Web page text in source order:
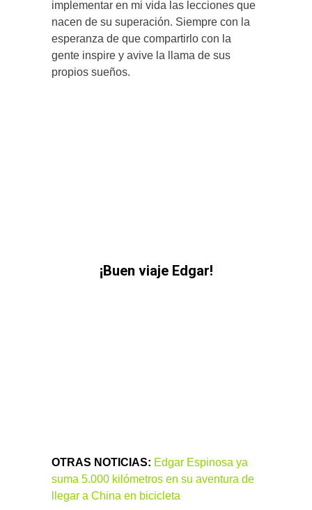
implementar en mi vida las lecciones que
nacen de su superación. Siempre con la
esperanza de que compartirlo con la
gente inspire y avive la llama de sus
propios sueños.
¡Buen viaje Edgar!
OTRAS NOTICIAS: Edgar Espinosa ya
suma 5.000 kilómetros en su aventura de
llegar a China en bicicleta